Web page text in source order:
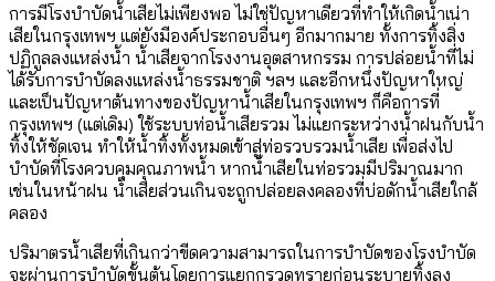
การมีโรงบำบัดน้ำเสียไม่เพียงพอ ไม่ใช่ปัญหาเดียวที่ทำให้เกิดน้ำเน่า
เสียในกรุงเทพฯ แต่ยังมีองค์ประกอบอื่นๆ อีกมากมาย ทั้งการทิ้งสิ่ง
ปฏิกูลลงแหล่งน้ำ น้ำเสียจากโรงงานอุตสาหกรรม การปล่อยน้ำที่ไม่
ได้รับการบำบัดลงแหล่งน้ำธรรมชาติ ฯลฯ และอีกหนึ่งปัญหาใหญ่
และเป็นปัญหาต้นทางของปัญหาน้ำเสียในกรุงเทพฯ ก็คือการที่
กรุงเทพฯ (แต่เดิม) ใช้ระบบท่อน้ำเสียรวม ไม่แยกระหว่างน้ำฝนกับน้ำ
ทิ้งให้ชัดเจน ทำให้น้ำทิ้งทั้งหมดเข้าสู่ท่อรวบรวมน้ำเสีย เพื่อส่งไป
บำบัดที่โรงควบคุมคุณภาพน้ำ หากน้ำเสียในท่อรวมมีปริมาณมาก
เช่นในหน้าฝน น้ำเสียส่วนเกินจะถูกปล่อยลงคลองที่บ่อดักน้ำเสียใกล้
คลอง
ปริมาตรน้ำเสียที่เกินกว่าขีดความสามารถในการบำบัดของโรงบำบัด
จะผ่านการบำบัดขั้นต้นโดยการแยกกรวดทรายก่อนระบายทิ้งลง